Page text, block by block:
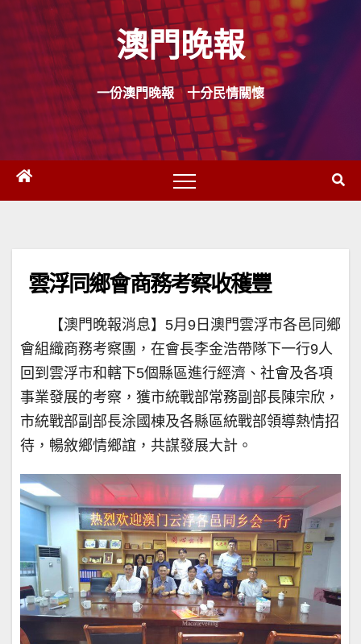
Skip
content
澳門晚報
一份澳門晚報 十分民情關懷
雲浮同鄉會商務考察收穫豐
【澳門晚報消息】5月9日澳門雲浮市各邑同鄉
會組織商務考察團，在會長李金浩帶隊下一行9人
回到雲浮市和轄下5個縣區進行經濟、社會及各項
事業發展的考察，獲市統戰部常務副部長陳宗欣，
市統戰部副部長涂國棟及各縣區統戰部領導熱情招
待，暢敘鄉情鄉誼，共謀發展大計。